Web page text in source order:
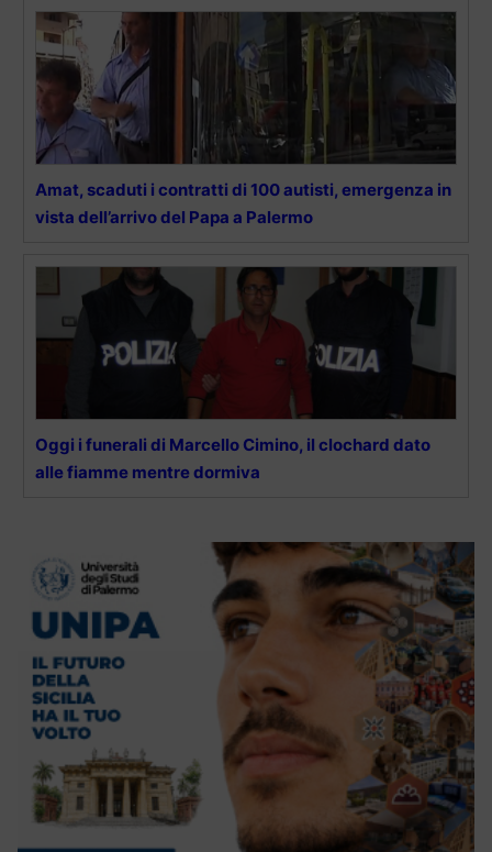
Amat, scaduti i contratti di 100 autisti, emergenza in
vista dell’arrivo del Papa a Palermo
Oggi i funerali di Marcello Cimino, il clochard dato
alle fiamme mentre dormiva